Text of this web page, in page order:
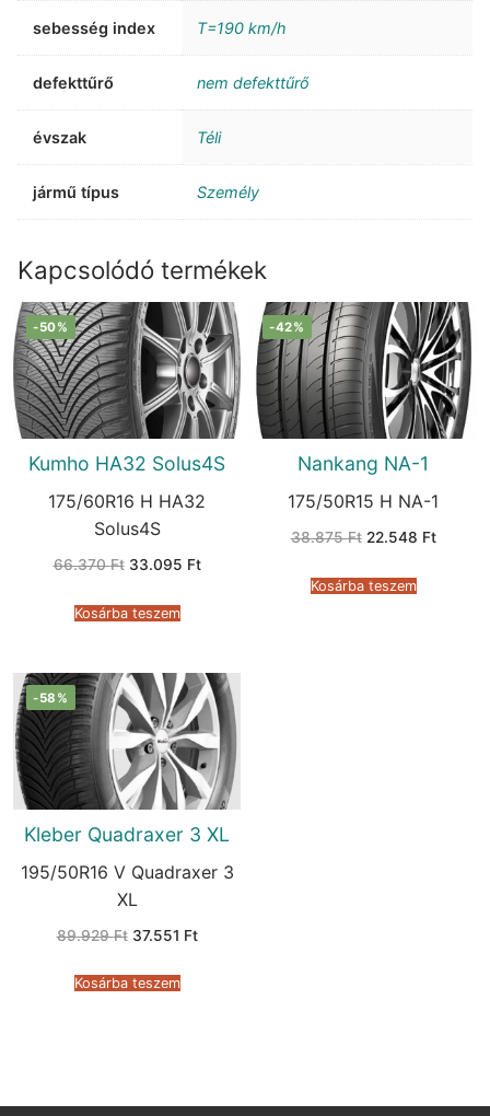
sebesség index T=190 km/h
defekttűrő nem defekttűrő
évszak Téli
jármű típus Személy
Kapcsolódó termékek
-50%
Kumho HA32 Solus4S
175/60R16 H HA32
Solus4S
66.370Ft Original
66.370 Ft.
33.095 FtCurrent
Kosárba teszem
-42%
Nankang NA-1
175/50R15 H NA-1
38.875Ft Original
38.875 Ft.
22.548 FtCurrent
Kosárba teszem
-58%
Kleber Quadraxer 3 XL
195/50R16 V Quadraxer 3
XL
89.929Ft Original
89.929 Ft.
37.551 FtCurrent
Kosárba teszem